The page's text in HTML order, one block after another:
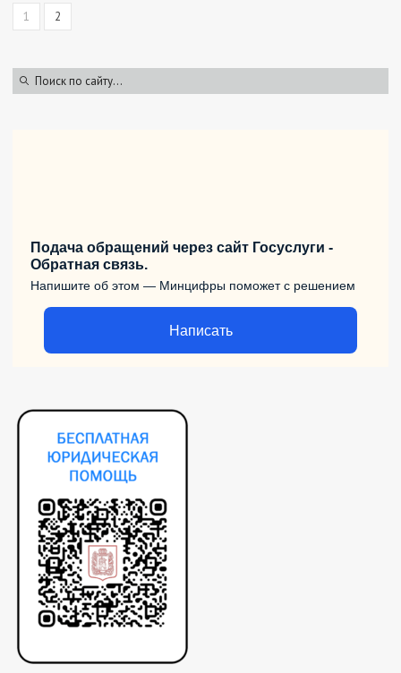
1 2
Подача обращений через сайт Госуслуги -
Обратная связь.
Напишите об этом — Минцифры поможет с решением
Написать